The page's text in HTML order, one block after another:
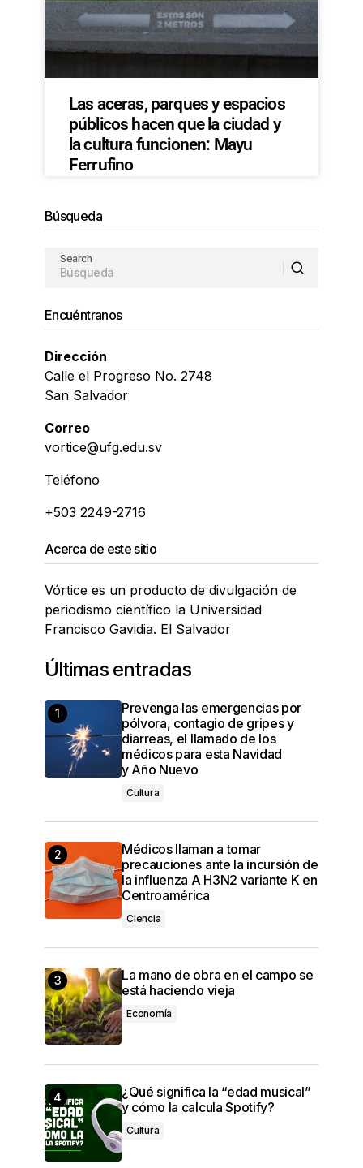
Las aceras, parques y espacios
públicos hacen que la ciudad y
la cultura funcionen: Mayu
Ferrufino
Búsqueda
Search
Encuéntranos
Dirección
Calle el Progreso No. 2748
San Salvador
Correo
vortice@ufg.edu.sv
Teléfono
+503 2249-2716
Acerca de este sitio
Vórtice es un producto de divulgación de
periodismo científico la Universidad
Francisco Gavidia. El Salvador
Últimas entradas
Prevenga las emergencias por
pólvora, contagio de gripes y
diarreas, el llamado de los
médicos para esta Navidad
y Año Nuevo
Cultura
Médicos llaman a tomar
precauciones ante la incursión de
la influenza A H3N2 variante K en
Centroamérica
Ciencia
La mano de obra en el campo se
está haciendo vieja
Economía
¿Qué significa la “edad musical”
y cómo la calcula Spotify?
Cultura